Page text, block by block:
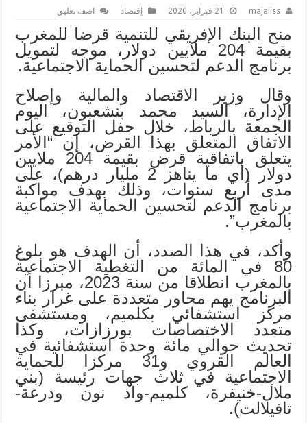
majaliss 21 فبراير، 2020 إقتصاد اضف تعليق
منح البنك الإفريقي للتنمية قرضا للمغرب
بقيمة 204 ملايين دولار، موجه لتمويل
برنامج الدعم لتحسين الحماية الاجتماعية.
وقال وزير الاقتصاد والمالية وإصلاح
الإدارة، السيد محمد بنشعبون، اليوم
الجمعة بالرباط، خلال حفل التوقيع على
الاتفاق المتعلق بهذا القرض، إن “الأمر
يتعلق باتفاقية قرض بقيمة 204 ملايين
دولار (أي ما يناهز 2 مليار درهم)، على
مدى أربع سنوات، وذلك بهدف مواكبة
برنامج الدعم لتحسين الحماية الاجتماعية
بالمغرب”.
وأكد، في هذا الصدد، أن الهدف هو بلوغ
80 في المائة من التغطية الاجتماعية
بالمغرب انطلاقا من سنة 2023، مبرزا أن
البرنامج يهم محاور متعددة على غرار بناء
مركز استشفائي بكلميم، ومستشفى
متعدد الاختصاصات بورزازات، وكذا
تحديث حوالي مائة وحدة استشفائية في
العالم القروي و31 مركزا للحماية
الاجتماعية في ثلاث جهات رئيسة (بني
ملال-خنيفرة، كلميم-واد نون ودرعة-
تافيلالت).